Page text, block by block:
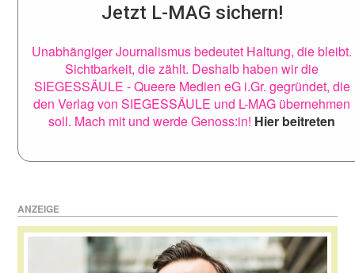
Jetzt L-MAG sichern!
Unabhängiger Journalismus bedeutet Haltung, die bleibt.
Sichtbarkeit, die zählt. Deshalb haben wir die
SIEGESSÄULE - Queere Medien eG i.Gr. gegründet, die
den Verlag von SIEGESSÄULE und L-MAG übernehmen
soll. Mach mit und werde Genoss:in! Hier beitreten
ANZEIGE